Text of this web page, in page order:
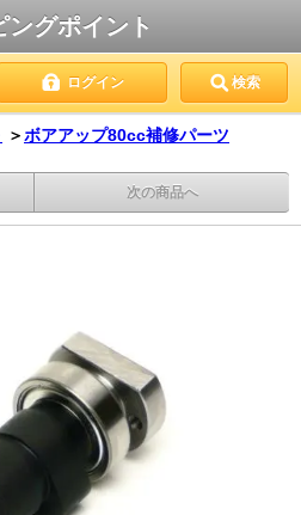
ングポイント
ログイン 検索
＞ボアアップ80cc補修パーツ
次の商品へ